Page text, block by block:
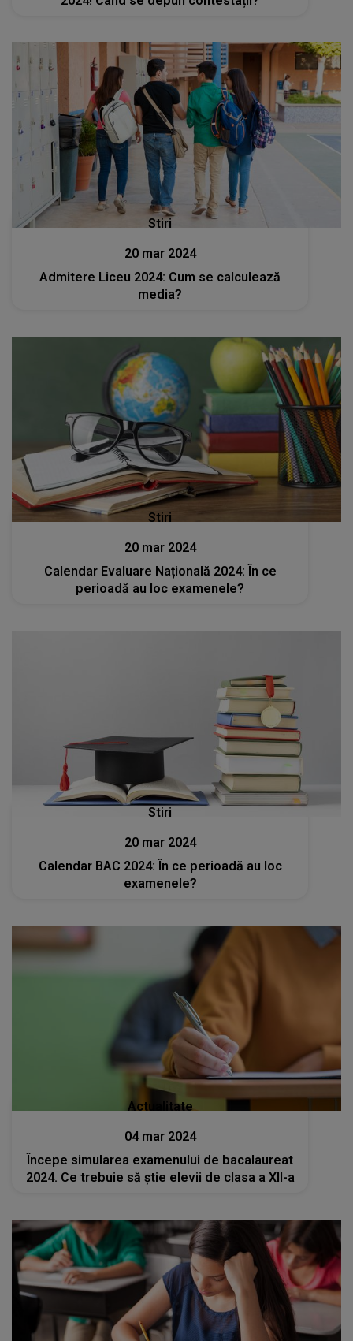
Stiri
20 mar 2024
Admitere Liceu 2024: Cum se calculează
media?
Stiri
20 mar 2024
Calendar Evaluare Națională 2024: În ce
perioadă au loc examenele?
Stiri
20 mar 2024
Calendar BAC 2024: În ce perioadă au loc
examenele?
Actualitate
04 mar 2024
Începe simularea examenului de bacalaureat
2024. Ce trebuie să știe elevii de clasa a XII-a